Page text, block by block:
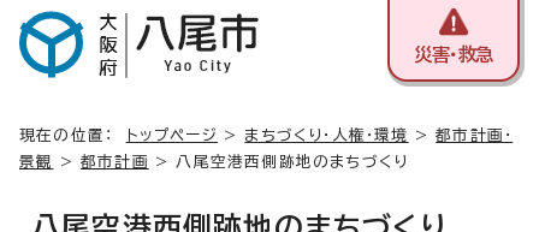
災害・救急
現在の位置： トップページ > まちづくり・人権・環境 >都市計画・
景観
>都市計画 > 八尾空港西側跡地のまちづくり